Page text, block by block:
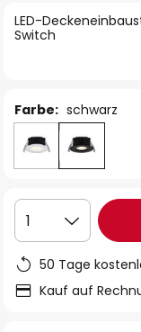
LED-
Switch
Farbe: schwarz
1
50 Tage
Kauf auf